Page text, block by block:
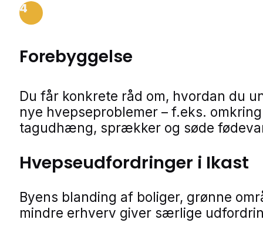
4
Forebyggelse
Du får konkrete råd om, hvordan du
nye hvepseproblemer – f.eks.
tagudhæng, sprækker og søde
Hvepseudfordringer i Ikast
Byens blanding af boliger, grønne
mindre erhverv giver særlige